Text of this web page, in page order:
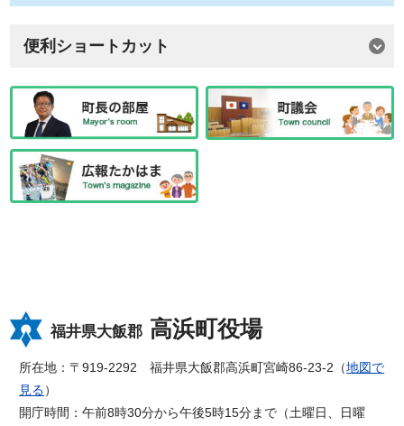
便利ショートカット
福井県大飯郡 高浜町役場
所在地：〒919-2292 福井県大飯郡高浜町宮崎86-23-2（地図で
見る）
開庁時間：午前8時30分から午後5時15分まで（土曜日、日曜